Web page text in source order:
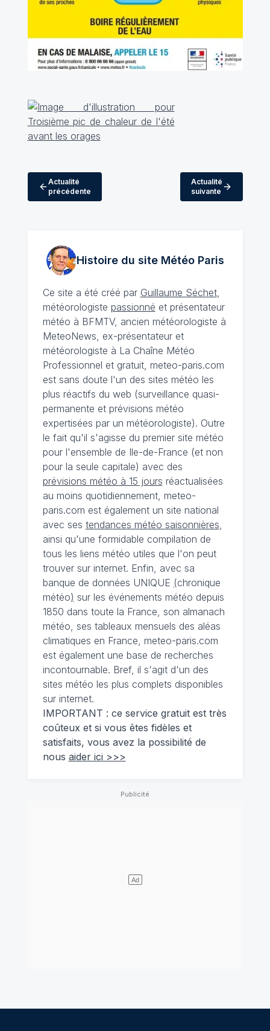
Actualité
précédente
Actualité
suivante
Histoire du site MétéoParis
Ce site a été créé par Guillaume Séchet,
météorologiste passionné et présentateur
météo à BFMTV, ancien météorologiste à
MeteoNews, ex-présentateur et
météorologiste à La Chaîne Météo
Professionnel et gratuit, meteo-paris.com
est sans doute l'un des sites météo les
plus réactifs du web (surveillance quasi-
permanente et prévisions météo
expertisées par un météorologiste). Outre
le fait qu'il s'agisse du premier site météo
pour l'ensemble de Ile-de-France (et non
pour la seule capitale) avec des
prévisions météo à 15 jours réactualisées
au moins quotidiennement, meteo-
paris.com est également un site national
avec ses tendances météo saisonnières,
ainsi qu'une formidable compilation de
tous les liens météo utiles que l'on peut
trouver sur internet. Enfin, avec sa
banque de données UNIQUE (chronique
météo) sur les événements météo depuis
1850 dans toute la France, son almanach
météo, ses tableaux mensuels des aléas
climatiques en France, meteo-paris.com
est également une base de recherches
incontournable. Bref, il s'agit d'un des
sites météo les plus complets disponibles
sur internet.
IMPORTANT : ce service gratuit est très
coûteux et si vous êtes fidèles et
satisfaits, vous avez la possibilité de
nous aider ici >>>